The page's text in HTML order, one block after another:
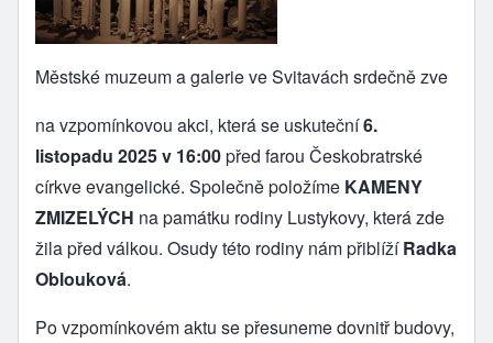
Městské muzeum a galerie ve Svitavách srdečně zve
na vzpomínkovou akci, která se uskuteční6.
listopadu 2025 v 16:00před farou Českobratrské
církve evangelické. Společně položíme KAMENY
ZMIZELÝCH na památku rodiny Lustykovy, která zde
žila před válkou. Osudy této rodiny nám přiblížíRadka
Oblouková.
Po vzpomínkovém aktu se přesuneme dovnitř budovy,